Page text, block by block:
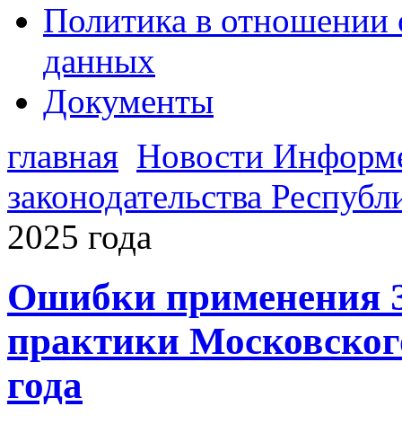
Политика в отношении
данных
Документы
главная Новости
законодательства
2025 года
Ошибки применения
практики
года